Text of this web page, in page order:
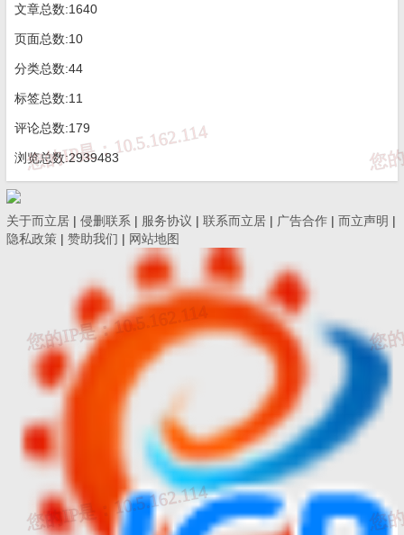
文章总数:1640
页面总数:10
分类总数:44
标签总数:11
评论总数:179
浏览总数:2939483
关于而立居 | 侵删联系 | 服务协议 | 联系而立居 | 广告合作 | 而立声明 |
隐私政策 | 赞助我们 | 网站地图